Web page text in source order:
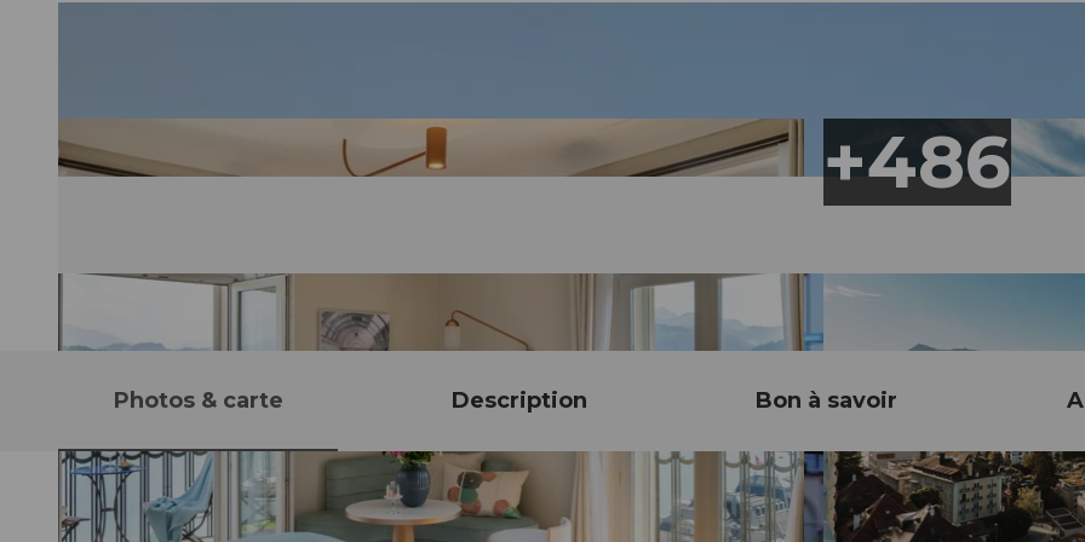
Photos & carte Description Bon à savoir